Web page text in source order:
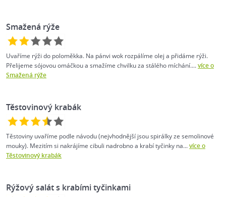
Smažená rýže
Uvaříme rýži do poloměkka. Na pánvi wok rozpálíme olej a přidáme rýži.
Přelijeme sójovou omáčkou a smažíme chvilku za stálého míchání....více o
Smažená rýže
Těstovinový krabák
Těstoviny uvaříme podle návodu (nejvhodnější jsou spirálky ze semolinové
mouky). Mezitím si nakrájíme cibuli nadrobno a krabí tyčinky na...více o
Těstovinový krabák
Rýžový salát s krabími tyčinkami